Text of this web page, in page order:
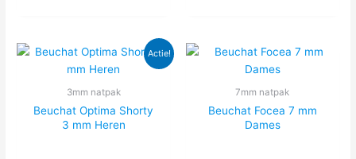
Deze
optie
worden
Actie!
3mm natpak
Beuchat Optima Shorty
3 mm Heren
7mm natpak
Beuchat Focea 7 mm
Dames